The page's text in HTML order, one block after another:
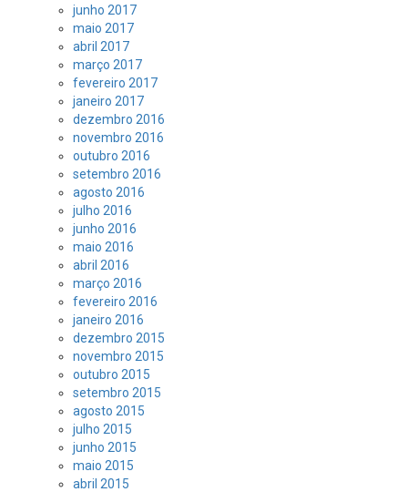
junho 2017
maio 2017
abril 2017
março 2017
fevereiro 2017
janeiro 2017
dezembro 2016
novembro 2016
outubro 2016
setembro 2016
agosto 2016
julho 2016
junho 2016
maio 2016
abril 2016
março 2016
fevereiro 2016
janeiro 2016
dezembro 2015
novembro 2015
outubro 2015
setembro 2015
agosto 2015
julho 2015
junho 2015
maio 2015
abril 2015